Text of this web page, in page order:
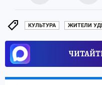
КУЛЬТУРА ЖИТЕЛИ